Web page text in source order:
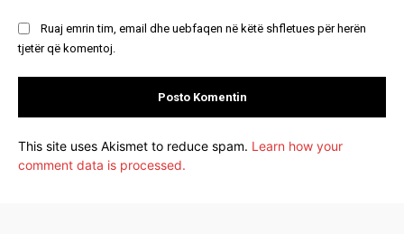
Ruaj emrin tim, email dhe uebfaqen në këtë shfletues për herën
tjetër që komentoj.
This site uses Akismet to reduce spam. Learn how your
comment data is processed.